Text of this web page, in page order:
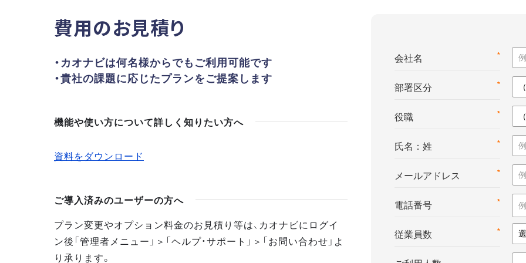
費用のお見積り
・カオナビは何名様からでもご利用可能です
・貴社の課題に応じたプランをご提案します
機能や使い方について詳しく知りたい方へ
資料をダウンロード
ご導入済みのユーザーの方へ
プラン変更やオプション料金のお見積り等は、カオナビにログイ
ン後「管理者メニュー」＞「ヘルプ・サポート」＞「お問い合わせ」よ
り承ります。
*
会社名
*
部署区分
*
役職
*
氏名：姓
*
メールアドレス
*
電話番号
*
従業員数